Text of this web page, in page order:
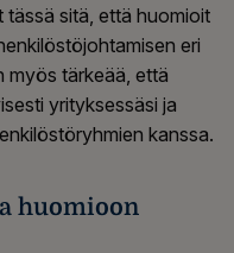
sitä, että huomioit
eri
myös tärkeää, että
yrityksessäsi ja
kanssa.
huomioon